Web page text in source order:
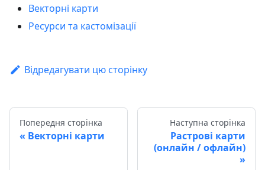
Векторні карти
Ресурси та кастомізації
Відредагувати цю сторінку
Попередня сторінка
Векторні карти
Наступна сторінка
Растрові карти
(онлайн / офлайн)